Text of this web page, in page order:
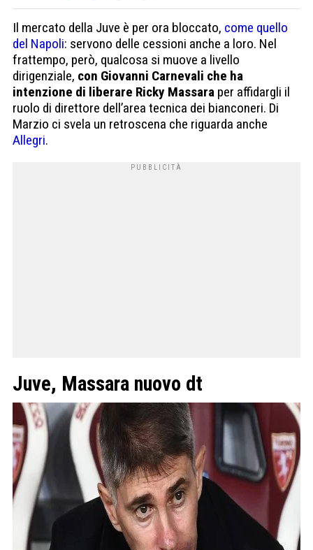
Il mercato della Juve è per ora bloccato, come quello
del Napoli: servono delle cessioni anche a loro. Nel
frattempo, però, qualcosa si muove a livello
dirigenziale, con Giovanni Carnevali che ha
intenzione di liberare Ricky Massara per affidargli il
ruolo di direttore dell’area tecnica dei bianconeri. Di
Marzio ci svela un retroscena che riguarda anche
Allegri.
Juve, Massara nuovo dt